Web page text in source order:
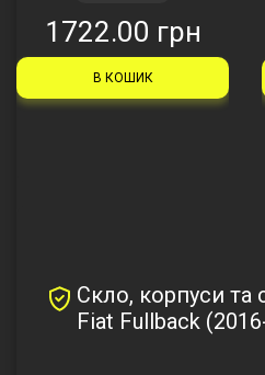
1722.00 грн
В КОШИК
Скло, корпуси та
Fiat Fullback